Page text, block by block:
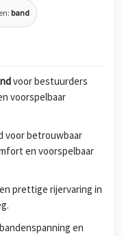
band
voor bestuurders
voorspelbaar
voor betrouwbaar
en voorspelbaar
prettige rijervaring in
en